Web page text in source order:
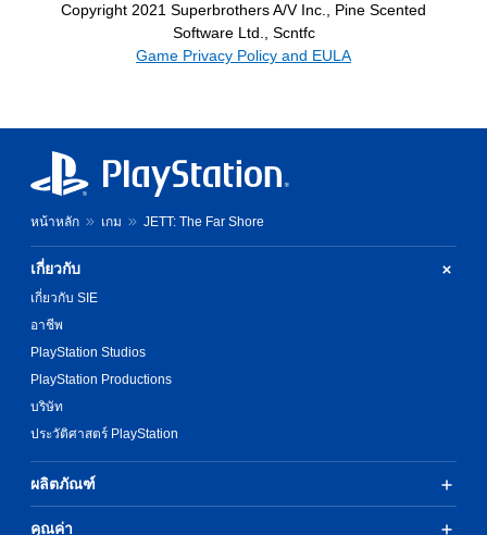
Copyright 2021 Superbrothers A/V Inc., Pine Scented
Software Ltd., Scntfc
Game Privacy Policy and EULA
หน้าหลัก เกม JETT: The Far Shore
เกี่ยวกับ
เกี่ยวกับ SIE
อาชีพ
PlayStation Studios
PlayStation Productions
บริษัท
ประวัติศาสตร์ PlayStation
ผลิตภัณฑ์
คุณค่า